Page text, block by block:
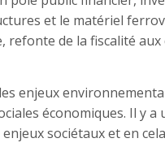
et le matériel
refonte de la fiscalité
enjeux
économiques. Il y a
sociétaux et en